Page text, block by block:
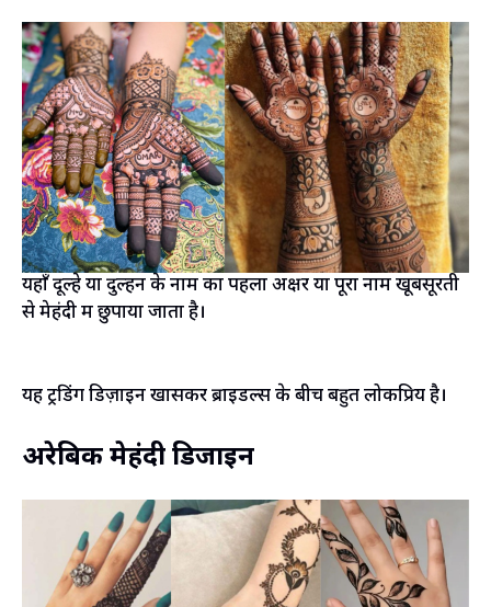
यहाँ दूल्हे या दुल्हन के नाम का पहला अक्षर या पूरा नाम खूबसूरती
से मेहंदी में छुपाया जाता है।
यह ट्रेंडिंग डिज़ाइन खासकर ब्राइडल्स के बीच बहुत लोकप्रिय है।
अरेबिक मेहंदी डिजाइन